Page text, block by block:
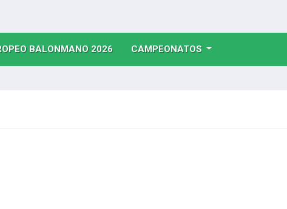
BALONMANO 2026(CURRENT)
CAMPEONATOS